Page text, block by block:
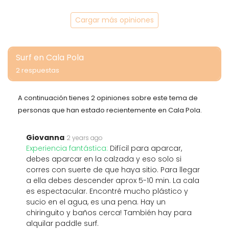
Cargar más opiniones
Surf en Cala Pola
2 respuestas
A continuación tienes 2 opiniones sobre este tema de
personas que han estado recientemente en Cala Pola.
Giovanna 2 years ago
Experiencia fantástica: Difícil para aparcar,
debes aparcar en la calzada y eso solo si
corres con suerte de que haya sitio. Para llegar
a ella debes descender aprox 5-10 min. La cala
es espectacular. Encontré mucho plástico y
sucio en el agua, es una pena. Hay un
chiringuito y baños cerca! También hay para
alquilar paddle surf.